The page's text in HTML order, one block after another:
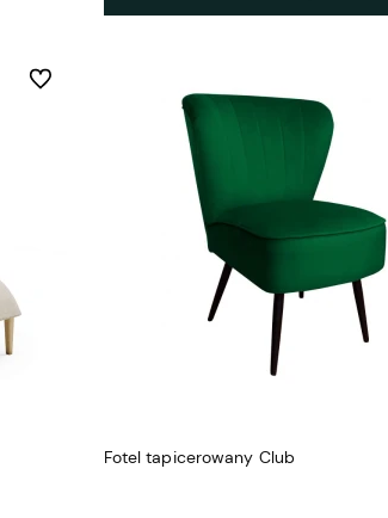
Do ulubionych
Fotel tapicerowany Club